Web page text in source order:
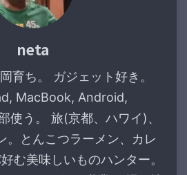
neta
育ち。 ガジェット好き。
MacBook, Android,
使う。 旅(京都、ハワイ)、
。とんこつラーメン、カレ
む美味しいものハンター。